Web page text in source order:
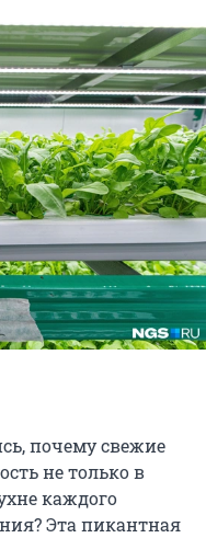
почему свежие
не только в
каждого
Эта пикантная